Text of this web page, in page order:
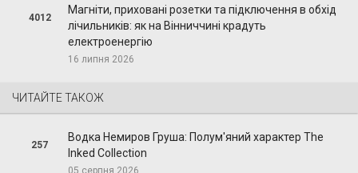
4012
Магніти, приховані розетки та підключення в обхід
лічильників: як на Вінниччині крадуть
електроенергію
16 липня 2026
ЧИТАЙТЕ ТАКОЖ
257
Водка Немиров Груша: Полум'яний характер The
Inked Collection
05 серпня 2026